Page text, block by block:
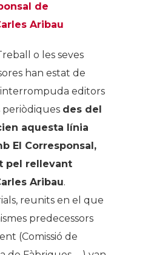
de
Aribau
o les seves
han estat de
editors
periòdiques des del
aquesta línia
El Corresponsal,
pel rellevant
Aribau.
reunits en el que
predecessors
(Comissió de